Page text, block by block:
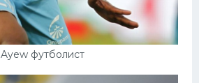
Ayew футболист